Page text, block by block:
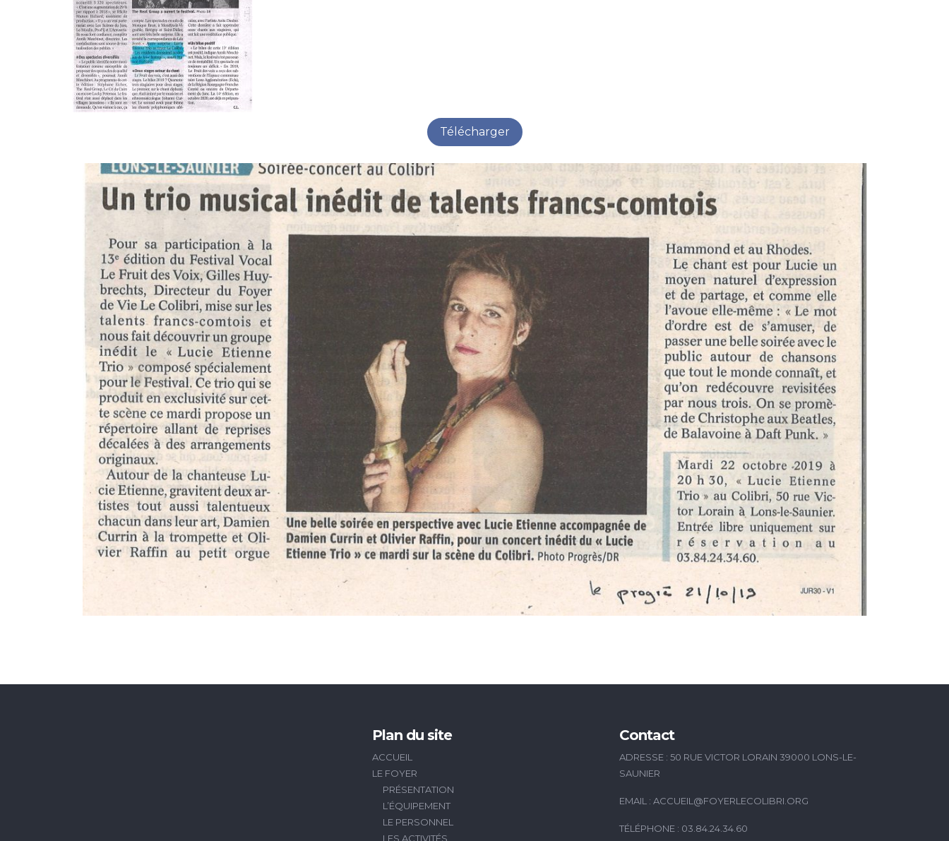
Télécharger
Plan du site
ACCUEIL
LE FOYER
PRÉSENTATION
L’ÉQUIPEMENT
LE PERSONNEL
LES ACTIVITÉS
Contact
ADRESSE : 50 RUE VICTOR LORAIN 39000 LONS-LE-
SAUNIER
EMAIL : ACCUEIL@FOYERLECOLIBRI.ORG
TÉLÉPHONE : 03.84.24.34.60